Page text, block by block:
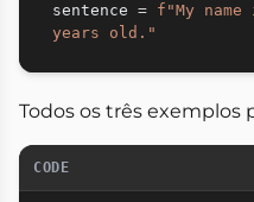
sentence = f"My
years old."
Todos os três exemplos
CODE